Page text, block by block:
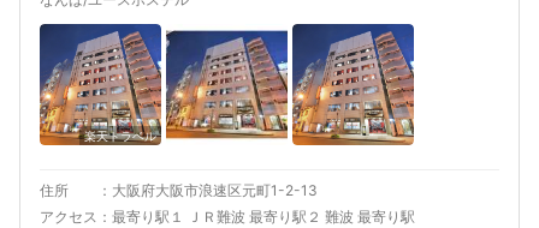
楽天トラベル
住所
大阪府大阪市浪速区元町1-2-13
アクセス
最寄り駅１ ＪＲ難波 最寄り駅２ 難波 最寄り駅